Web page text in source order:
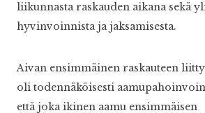
liikunnasta raskauden aikana sekä
hyvinvoinnista ja jaksamisesta.
Aivan ensimmäinen raskauteen
oli todennäköisesti
että joka ikinen aamu ensimmäisen